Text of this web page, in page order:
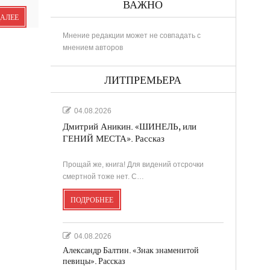
ВАЖНО
Мнение редакции может не совпадать с
мнением авторов
ЛИТПРЕМЬЕРА
04.08.2026
Дмитрий Аникин. «ШИНЕЛЬ, или
ГЕНИЙ МЕСТА». Рассказ
Прощай же, книга! Для видений отсрочки
смертной тоже нет. С…
ПОДРОБНЕЕ
04.08.2026
Александр Балтин. «Знак знаменитой
певицы». Рассказ